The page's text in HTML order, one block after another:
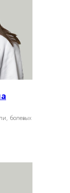
болевых